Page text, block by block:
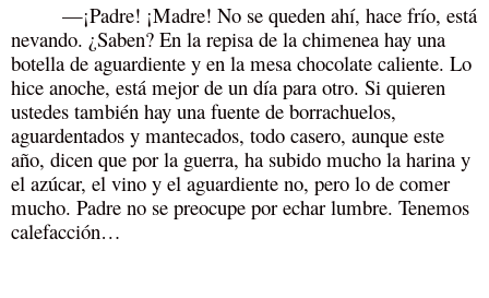
—¡Padre! ¡Madre! No se queden ahí, hace frío, está
nevando. ¿Saben? En la repisa de la chimenea hay una
botella de aguardiente y en la mesa chocolate caliente. Lo
hice anoche, está mejor de un día para otro. Si quieren
ustedes también hay una fuente de borrachuelos,
aguardentados y mantecados, todo casero, aunque este
año, dicen que por la guerra, ha subido mucho la harina y
el azúcar, el vino y el aguardiente no, pero lo de comer
mucho. Padre no se preocupe por echar lumbre. Tenemos
calefacción…